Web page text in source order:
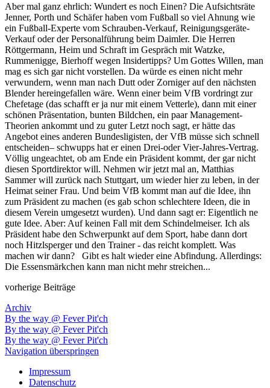
Aber mal ganz ehrlich: Wundert es noch Einen? Die Aufsichtsräte
Jenner, Porth und Schäfer haben vom Fußball so viel Ahnung wie
ein Fußball-Experte vom Schrauben-Verkauf, Reinigungsgeräte-
Verkauf oder der Personalführung beim Daimler. Die Herren
Röttgermann, Heim und Schraft im Gespräch mit Watzke,
Rummenigge, Bierhoff wegen Insidertipps? Um Gottes Willen, man
mag es sich gar nicht vorstellen. Da würde es einen nicht mehr
verwundern, wenn man nach Dutt oder Zorniger auf den nächsten
Blender hereingefallen wäre. Wenn einer beim VfB vordringt zur
Chefetage (das schafft er ja nur mit einem Vetterle), dann mit einer
schönen Präsentation, bunten Bildchen, ein paar Management-
Theorien ankommt und zu guter Letzt noch sagt, er hätte das
Angebot eines anderen Bundesligisten, der VfB müsse sich schnell
entscheiden– schwupps hat er einen Drei-oder Vier-Jahres-Vertrag.
Völlig ungeachtet, ob am Ende ein Präsident kommt, der gar nicht
diesen Sportdirektor will. Nehmen wir jetzt mal an, Matthias
Sammer will zurück nach Stuttgart, um wieder hier zu leben, in der
Heimat seiner Frau. Und beim VfB kommt man auf die Idee, ihn
zum Präsident zu machen (es gab schon schlechtere Ideen, die in
diesem Verein umgesetzt wurden). Und dann sagt er: Eigentlich ne
gute Idee. Aber: Auf keinen Fall mit dem Schindelmeiser. Ich als
Präsident habe den Schwerpunkt auf dem Sport, habe dann dort
noch Hitzlsperger und den Trainer - das reicht komplett. Was
machen wir dann? Gibt es halt wieder eine Abfindung. Allerdings:
Die Essensmärkchen kann man nicht mehr streichen...
vorherige Beiträge
Archiv
By the way @ Fever Pit'ch
By the way @ Fever Pit'ch
By the way @ Fever Pit'ch
Navigation überspringen
Impressum
Datenschutz